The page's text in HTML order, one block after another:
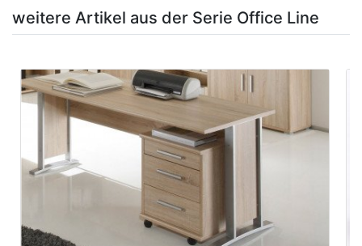
weitere Artikel aus der Serie Office Line